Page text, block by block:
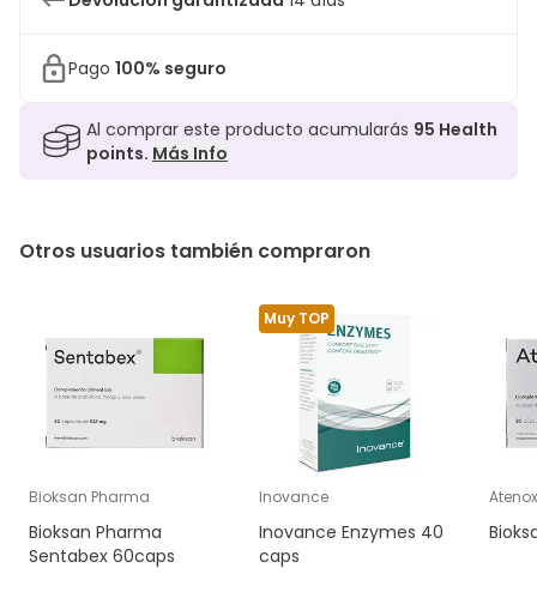
Pago 100% seguro
Al comprar este producto acumularás 95 Health
points. Más Info
Otros usuarios también compraron
Bioksan Pharma
Bioksan Pharma
Sentabex 60caps
Muy TOP
Inovance
Inovance Enzymes 40
caps
Atenox